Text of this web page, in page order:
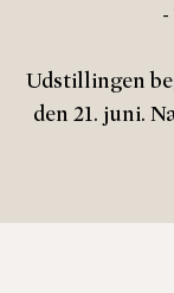
Udstillingen
den 21. juni.